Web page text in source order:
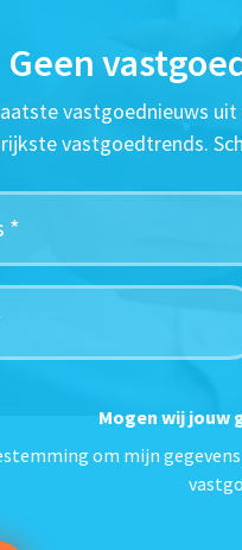
Geen
vastgoednieuws
vastgoedtrends.
Mogen wij jouw
om mijn